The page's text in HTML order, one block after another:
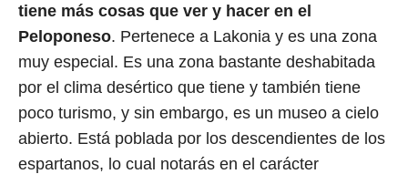
tiene más cosas que ver y hacer en el
Peloponeso. Pertenece a Lakonia y es una zona
muy especial. Es una zona bastante deshabitada
por el clima desértico que tiene y también tiene
poco turismo, y sin embargo, es un museo a cielo
abierto. Está poblada por los descendientes de los
espartanos, lo cual notarás en el carácter